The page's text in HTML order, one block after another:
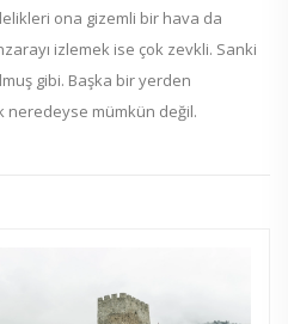
ona gizemli bir hava da
izlemek ise çok zevkli. Sanki
gibi. Başka bir yerden
neredeyse mümkün değil.